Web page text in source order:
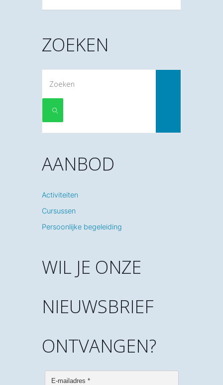
ZOEKEN
ZOEKEN
AANBOD
Activiteiten
Cursussen
Persoonlijke begeleiding
WIL JE ONZE
NIEUWSBRIEF
ONTVANGEN?